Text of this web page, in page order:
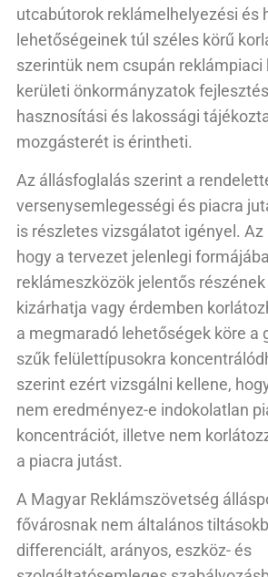
utcabútorok reklámelhelyezési és
lehetőségeinek túl széles körű
szerintük nem csupán reklámpiaci
kerületi önkormányzatok
hasznosítási és lakossági
mozgásterét is érintheti.
Az állásfoglalás szerint a
versenysemlegességi és piacra
is részletes vizsgálatot igényel. Az
hogy a tervezet jelenlegi
reklámeszközök jelentős
kizárhatja vagy érdemben
a megmaradó lehetőségek köre a
szűk felülettípusokra
szerint ezért vizsgálni kellene,
nem eredményez-e indokolatlan
koncentrációt, illetve nem
a piacra jutást.
A Magyar Reklámszövetség
fővárosnak nem általános
differenciált, arányos, eszköz- és